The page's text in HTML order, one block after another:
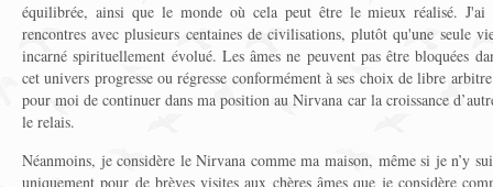
équilibrée, ainsi que le monde où cela peut être le mieux réalisé.
rencontres avec plusieurs centaines de civilisations, plutôt qu'une seule
incarné spirituellement évolué. Les âmes ne peuvent pas être bloquées
cet univers progresse ou régresse conformément à ses choix de libre
pour moi de continuer dans ma position au Nirvana car la croissance
le relais.
Néanmoins, je considère le Nirvana comme ma maison, même si je n’y
uniquement pour de brèves visites aux chères âmes que je considère